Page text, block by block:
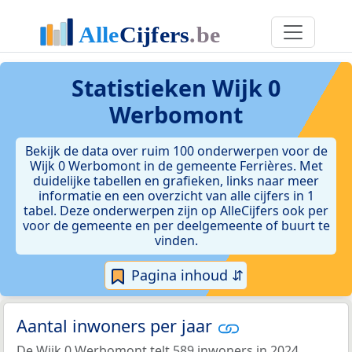
Statistieken Wijk 0
Werbomont
Bekijk de data over ruim 100 onderwerpen voor de
Wijk 0 Werbomont in de gemeente Ferrières. Met
duidelijke tabellen en grafieken, links naar meer
informatie en een overzicht van alle cijfers in 1
tabel. Deze onderwerpen zijn op AlleCijfers ook per
voor de gemeente en per deelgemeente of buurt te
vinden.
Pagina inhoud ⇵
Aantal inwoners per jaar